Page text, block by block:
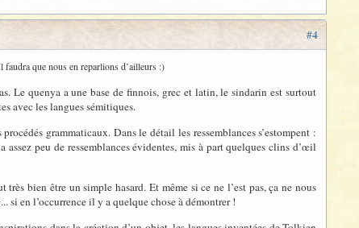
#4
faudra que nous en reparlions d’ailleurs :)
Le quenya a une base de finnois, grec et latin, le sindarin est surtout
avec les langues sémitiques.
grammaticaux. Dans le détail les ressemblances s’estompent :
peu de ressemblances évidentes, mis à part quelques clins d’œil
bien être un simple hasard. Et même si ce ne l’est pas, ça ne nous
si en l’occurrence il y a quelque chose à démontrer !